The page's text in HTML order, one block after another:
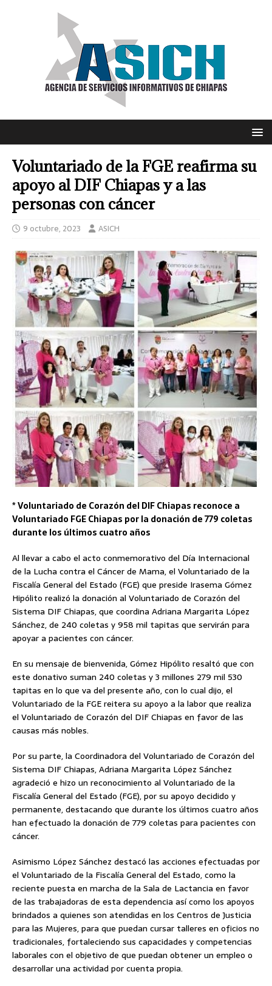
Voluntariado de la FGE reafirma su
apoyo al DIF Chiapas y a las
personas con cáncer
9 octubre, 2023 ASICH
* Voluntariado de Corazón del DIF Chiapas reconoce a
Voluntariado FGE Chiapas por la donación de 779 coletas
durante los últimos cuatro años
Al llevar a cabo el acto conmemorativo del Día Internacional
de la Lucha contra el Cáncer de Mama, el Voluntariado de la
Fiscalía General del Estado (FGE) que preside Irasema Gómez
Hipólito realizó la donación al Voluntariado de Corazón del
Sistema DIF Chiapas, que coordina Adriana Margarita López
Sánchez, de 240 coletas y 958 mil tapitas que servirán para
apoyar a pacientes con cáncer.
En su mensaje de bienvenida, Gómez Hipólito resaltó que con
este donativo suman 240 coletas y 3 millones 279 mil 530
tapitas en lo que va del presente año, con lo cual dijo, el
Voluntariado de la FGE reitera su apoyo a la labor que realiza
el Voluntariado de Corazón del DIF Chiapas en favor de las
causas más nobles.
Por su parte, la Coordinadora del Voluntariado de Corazón del
Sistema DIF Chiapas, Adriana Margarita López Sánchez
agradeció e hizo un reconocimiento al Voluntariado de la
Fiscalía General del Estado (FGE), por su apoyo decidido y
permanente, destacando que durante los últimos cuatro años
han efectuado la donación de 779 coletas para pacientes con
cáncer.
Asimismo López Sánchez destacó las acciones efectuadas por
el Voluntariado de la Fiscalía General del Estado, como la
reciente puesta en marcha de la Sala de Lactancia en favor
de las trabajadoras de esta dependencia así como los apoyos
brindados a quienes son atendidas en los Centros de Justicia
para las Mujeres, para que puedan cursar talleres en oficios no
tradicionales, fortaleciendo sus capacidades y competencias
laborales con el objetivo de que puedan obtener un empleo o
desarrollar una actividad por cuenta propia.